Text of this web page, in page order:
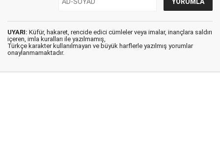
UYARI: Küfür, hakaret, rencide edici cümleler veya imalar, inançlara saldırı
içeren, imla kuralları ile yazılmamış,
Türkçe karakter kullanılmayan ve büyük harflerle yazılmış yorumlar
onaylanmamaktadır.